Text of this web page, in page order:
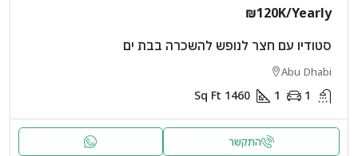
₪120K/Yearly
סטודיו עם חצר לנופש להשכרה בבת ים
Abu Dhabi
1
1
1460
Sq Ft
התקשר